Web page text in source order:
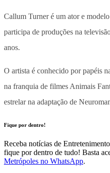
Callum Turner é um ator e
participa de produções na
anos.
O artista é conhecido por papéis
na franquia de filmes Animais
estrelar na adaptação de
Fique por dentro!
Receba notícias de
fique por dentro de tudo! Basta
Metrópoles no WhatsApp.